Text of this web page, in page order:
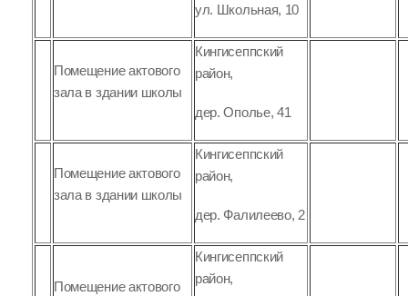
ул. Школьная, 10
Помещение актового
зала в здании школы
Кингисеппский
район,
дер. Ополье, 41
Помещение актового
зала в здании школы
Кингисеппский
район,
дер. Фалилеево, 2
Помещение актового
Кингисеппский
район,